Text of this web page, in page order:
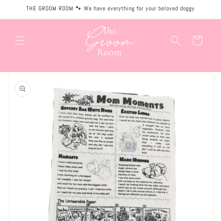
naar de
content
THE GROOM ROOM 🐾 We have everything for your beloved doggy
Winkelwagen
.